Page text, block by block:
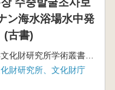
수중발굴조사보
ン海水浴場水中発
古書)
国立海洋文化財研究所学術叢書第28集
財研究所、文化財庁